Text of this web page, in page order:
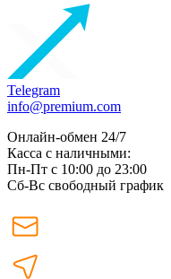
Telegram
info@premium.com
Онлайн-обмен 24/7
Касса с наличными:
Пн-Пт с 10:00 до 23:00
Сб-Вс свободный график